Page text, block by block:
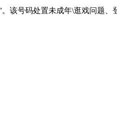
号码处置未成年\逛戏问题、